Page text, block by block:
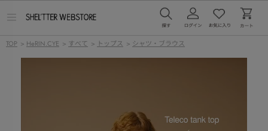
ー
TOP > HeRIN.CYE > すべて > トップス > シャツ・ブラウス